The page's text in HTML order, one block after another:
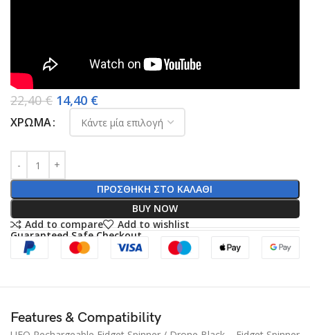
22,40€ 14,40 €
ΧΡΏΜΑ
ΠΡΟΣΘΉΚΗ ΣΤΟ ΚΑΛΆΘΙ
BUY NOW
Add to compare
Add to wishlist
Guaranteed Safe Checkout
Features & Compatibility